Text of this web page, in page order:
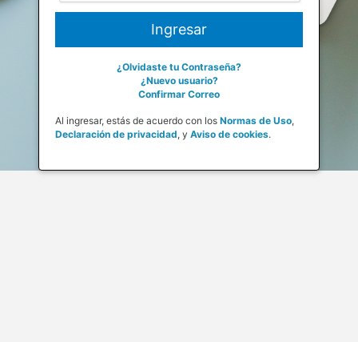
¿Olvidaste tu Contraseña?
¿Nuevo usuario?
Confirmar Correo
Al ingresar, estás de acuerdo con los Normas de Uso,
Declaración de privacidad, y Aviso de cookies.